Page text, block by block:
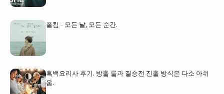
폴킴 - 모든 날, 모든 순간.
흑백요리사 후기. 방출 룰과 결승전 진출 방식은 다소 아쉬
움.